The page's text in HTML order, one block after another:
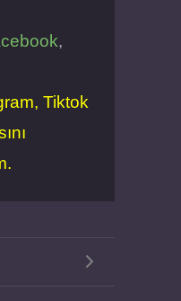
,
Tiktok